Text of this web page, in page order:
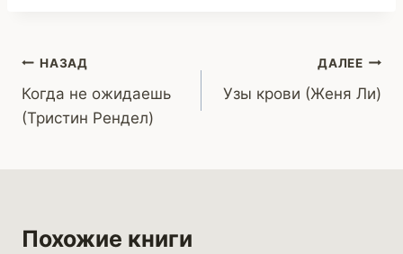
Навигация
по
записям
НАЗАД
Когда не ожидаешь
(Тристин Рендел)
ДАЛЕЕ
Узы крови (Женя Ли)
Похожие книги